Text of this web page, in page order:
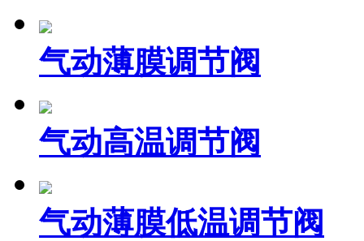
气动薄膜调节阀
气动高温调节阀
气动薄膜低温调节阀